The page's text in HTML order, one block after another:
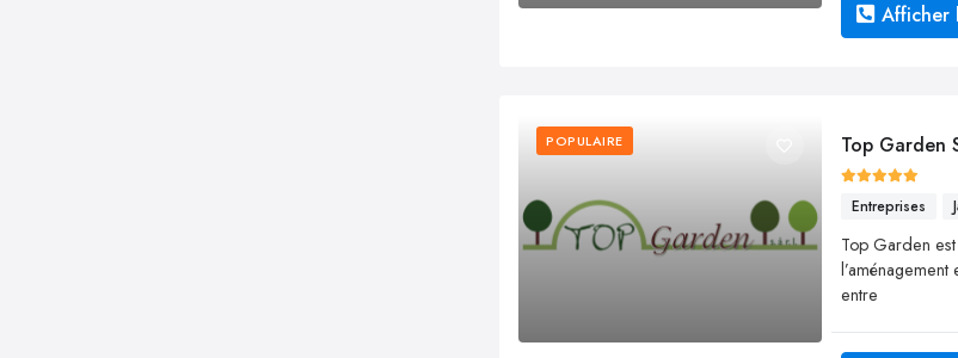
Afficher
POPULAIRE Top Garden
Entreprises
Top Garden
entre